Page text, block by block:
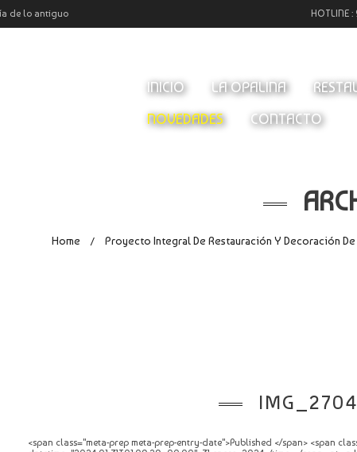
de lo antiguo HOTLINE :
INICIO LA OPALINA
NOVEDADES
CONTACTO
Home / Proyecto Integral De Restauración Y Decoración De
IMG_2704
<span class="meta-prep meta-prep-entry-date">Published </span> <span